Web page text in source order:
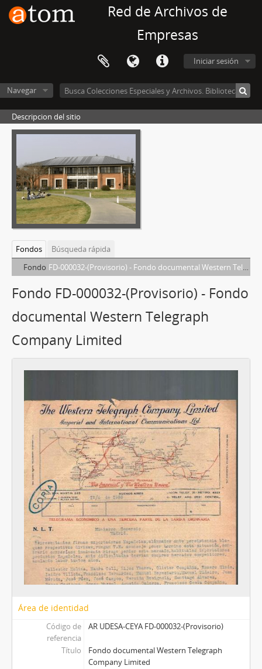
Red de Archivos de
Empresas
Iniciar sesión
Navegar
Descripcion del sitio
Fondos
Búsqueda rápida
Fondo FD-000032-(Provisorio) - Fondo documental Western Telegraph Company Limited
Fondo FD-000032-(Provisorio) - Fondo
documental Western Telegraph
Company Limited
Área de identidad
Código de
referencia
AR UDESA-CEYA FD-000032-(Provisorio)
Título
Fondo documental Western Telegraph
Company Limited